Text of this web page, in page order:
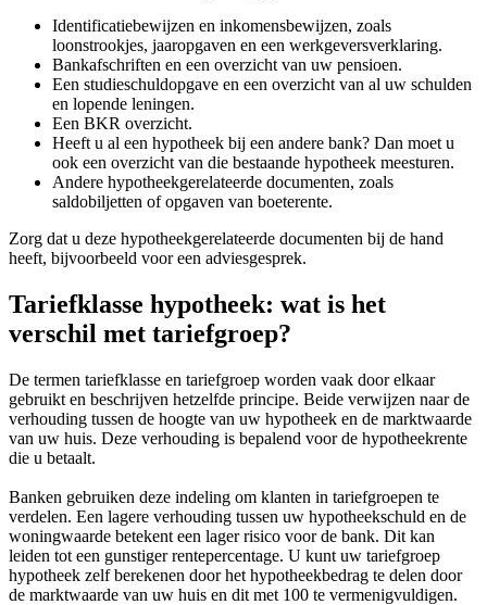
Identificatiebewijzen en inkomensbewijzen, zoals
loonstrookjes, jaaropgaven en een werkgeversverklaring.
Bankafschriften en een overzicht van uw pensioen.
Een studieschuldopgave en een overzicht van al uw schulden
en lopende leningen.
Een BKR overzicht.
Heeft u al een hypotheek bij een andere bank? Dan moet u
ook een overzicht van die bestaande hypotheek meesturen.
Andere hypotheekgerelateerde documenten, zoals
saldobiljetten of opgaven van boeterente.
Zorg dat u deze hypotheekgerelateerde documenten bij de hand
heeft, bijvoorbeeld voor een adviesgesprek.
Tariefklasse hypotheek: wat is het
verschil met tariefgroep?
De termen tariefklasse en tariefgroep worden vaak door elkaar
gebruikt en beschrijven hetzelfde principe. Beide verwijzen naar de
verhouding tussen de hoogte van uw hypotheek en de marktwaarde
van uw huis. Deze verhouding is bepalend voor de hypotheekrente
die u betaalt.
Banken gebruiken deze indeling om klanten in tariefgroepen te
verdelen. Een lagere verhouding tussen uw hypotheekschuld en de
woningwaarde betekent een lager risico voor de bank. Dit kan
leiden tot een gunstiger rentepercentage. U kunt uw tariefgroep
hypotheek zelf berekenen door het hypotheekbedrag te delen door
de marktwaarde van uw huis en dit met 100 te vermenigvuldigen.